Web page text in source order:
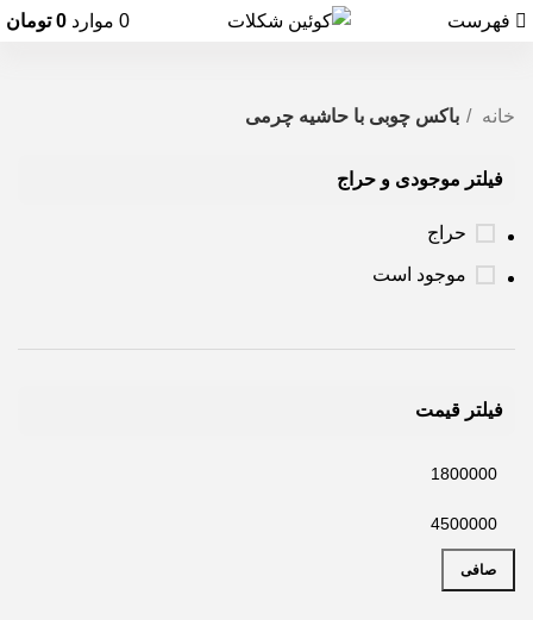
فهرست 0 موارد 0 تومان
خانه باکس چوبی با حاشیه چرمی
فیلتر موجودی و حراج
حراج
موجود است
فیلتر قیمت
صافی